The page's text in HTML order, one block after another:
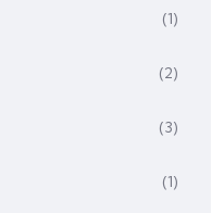
(1)
(2)
(3)
(1)